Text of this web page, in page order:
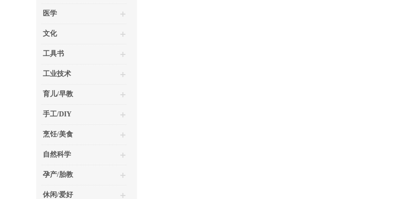
医学
文化
工具书
工业技术
育儿/早教
手工/DIY
烹饪/美食
自然科学
孕产/胎教
休闲/爱好